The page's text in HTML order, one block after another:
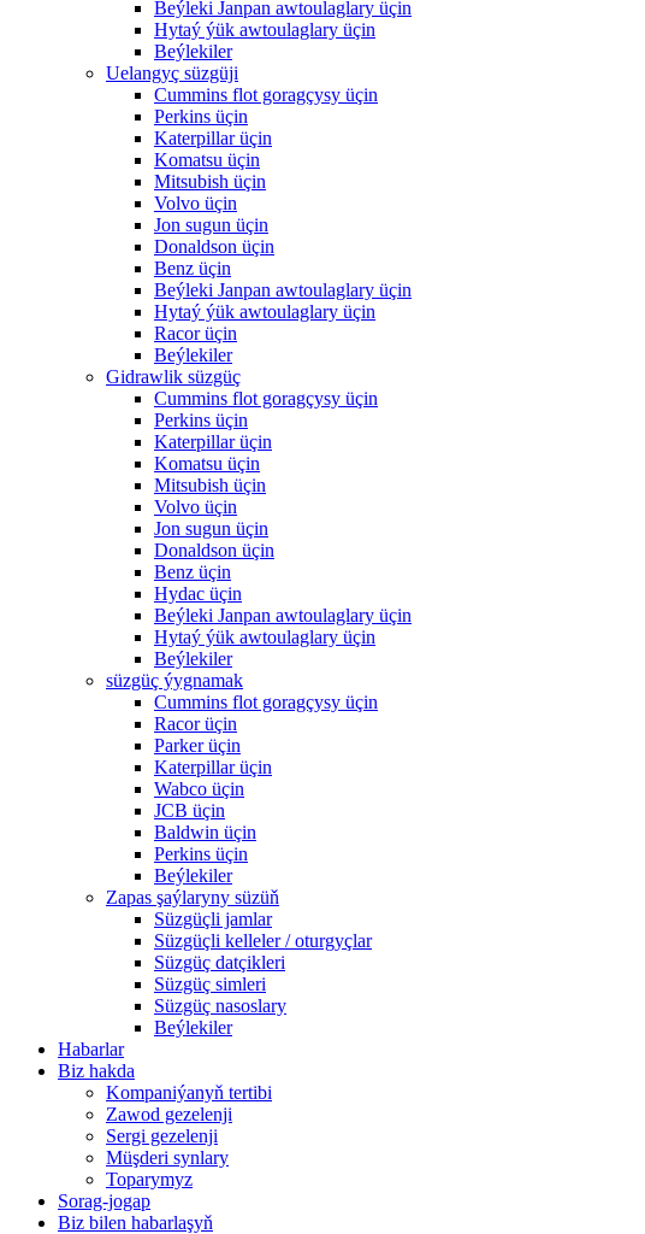
Beýleki Janpan awtoulaglary üçin
Hytaý ýük awtoulaglary üçin
Beýlekiler
Uelangyç süzgüji
Cummins flot goragçysy üçin
Perkins üçin
Katerpillar üçin
Komatsu üçin
Mitsubish üçin
Volvo üçin
Jon sugun üçin
Donaldson üçin
Benz üçin
Beýleki Janpan awtoulaglary üçin
Hytaý ýük awtoulaglary üçin
Racor üçin
Beýlekiler
Gidrawlik süzgüç
Cummins flot goragçysy üçin
Perkins üçin
Katerpillar üçin
Komatsu üçin
Mitsubish üçin
Volvo üçin
Jon sugun üçin
Donaldson üçin
Benz üçin
Hydac üçin
Beýleki Janpan awtoulaglary üçin
Hytaý ýük awtoulaglary üçin
Beýlekiler
süzgüç ýygnamak
Cummins flot goragçysy üçin
Racor üçin
Parker üçin
Katerpillar üçin
Wabco üçin
JCB üçin
Baldwin üçin
Perkins üçin
Beýlekiler
Zapas şaýlaryny süzüň
Süzgüçli jamlar
Süzgüçli kelleler / oturgyçlar
Süzgüç datçikleri
Süzgüç simleri
Süzgüç nasoslary
Beýlekiler
Habarlar
Biz hakda
Kompaniýanyň tertibi
Zawod gezelenji
Sergi gezelenji
Müşderi synlary
Toparymyz
Sorag-jogap
Biz bilen habarlaşyň